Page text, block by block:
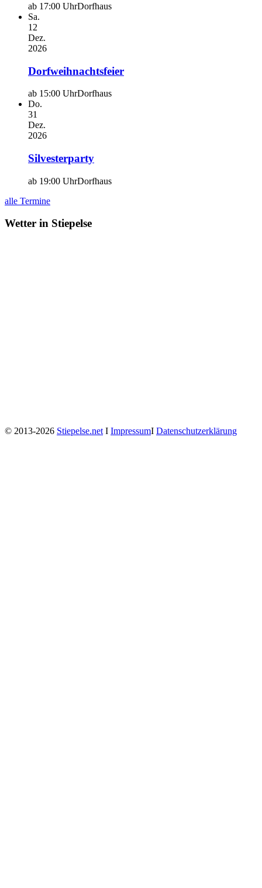
ab 17:00 UhrDorfhaus
Sa.
12
Dez.
2026
Dorfweihnachtsfeier
ab 15:00 UhrDorfhaus
Do.
31
Dez.
2026
Silvesterparty
ab 19:00 UhrDorfhaus
alle Termine
Wetter in Stiepelse
© 2013-2026 Stiepelse.net Ι ImpressumΙ Datenschutzerklärung